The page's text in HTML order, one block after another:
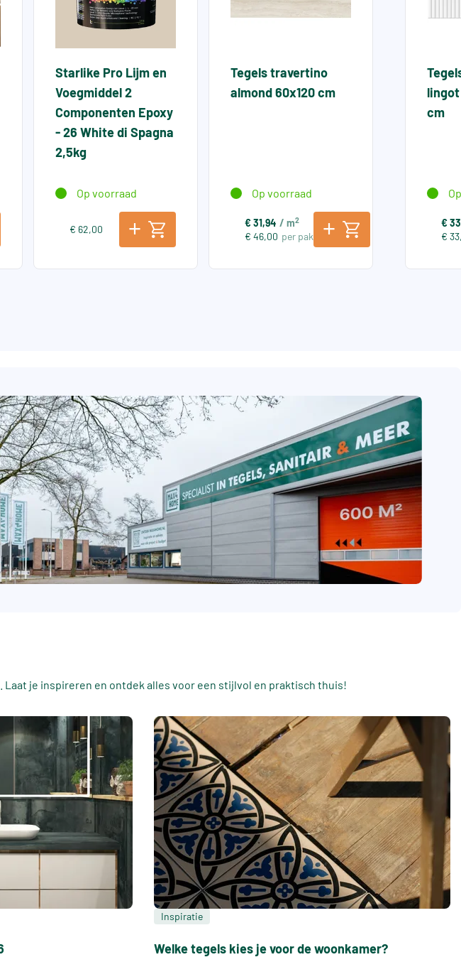
Starlike Pro Lijm en
Voegmiddel 2
Componenten Epoxy
- 26 White di Spagna
2,5kg
Op voorraad
€ 62,00
Tegels travertino
almond 60x120 cm
Op voorraad
€ 31,94 / m2
€ 46,00 per pak
cm
€
€
je inspireren en ontdek alles voor een stijlvol en praktisch thuis!
Inspiratie
Welke tegels kies je voor de woonkamer?